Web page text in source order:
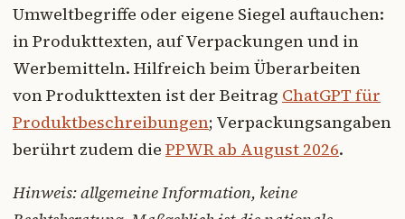
Umweltbegriffe oder eigene Siegel auftauchen:
in Produkttexten, auf Verpackungen und in
Werbemitteln. Hilfreich beim Überarbeiten
von Produkttexten ist der Beitrag ChatGPT für
Produktbeschreibungen; Verpackungsangaben
berührt zudem die PPWR ab August 2026.
Hinweis: allgemeine Information, keine